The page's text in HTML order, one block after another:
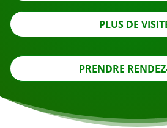
PLUS DE
PRENDRE